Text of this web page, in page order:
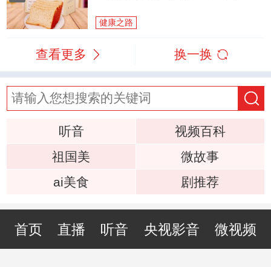
健康之路
查看更多 换一换
听音
视频百科
祖国美
微故事
ai美食
剧推荐
首页 直播 听音 央视影音 微视频